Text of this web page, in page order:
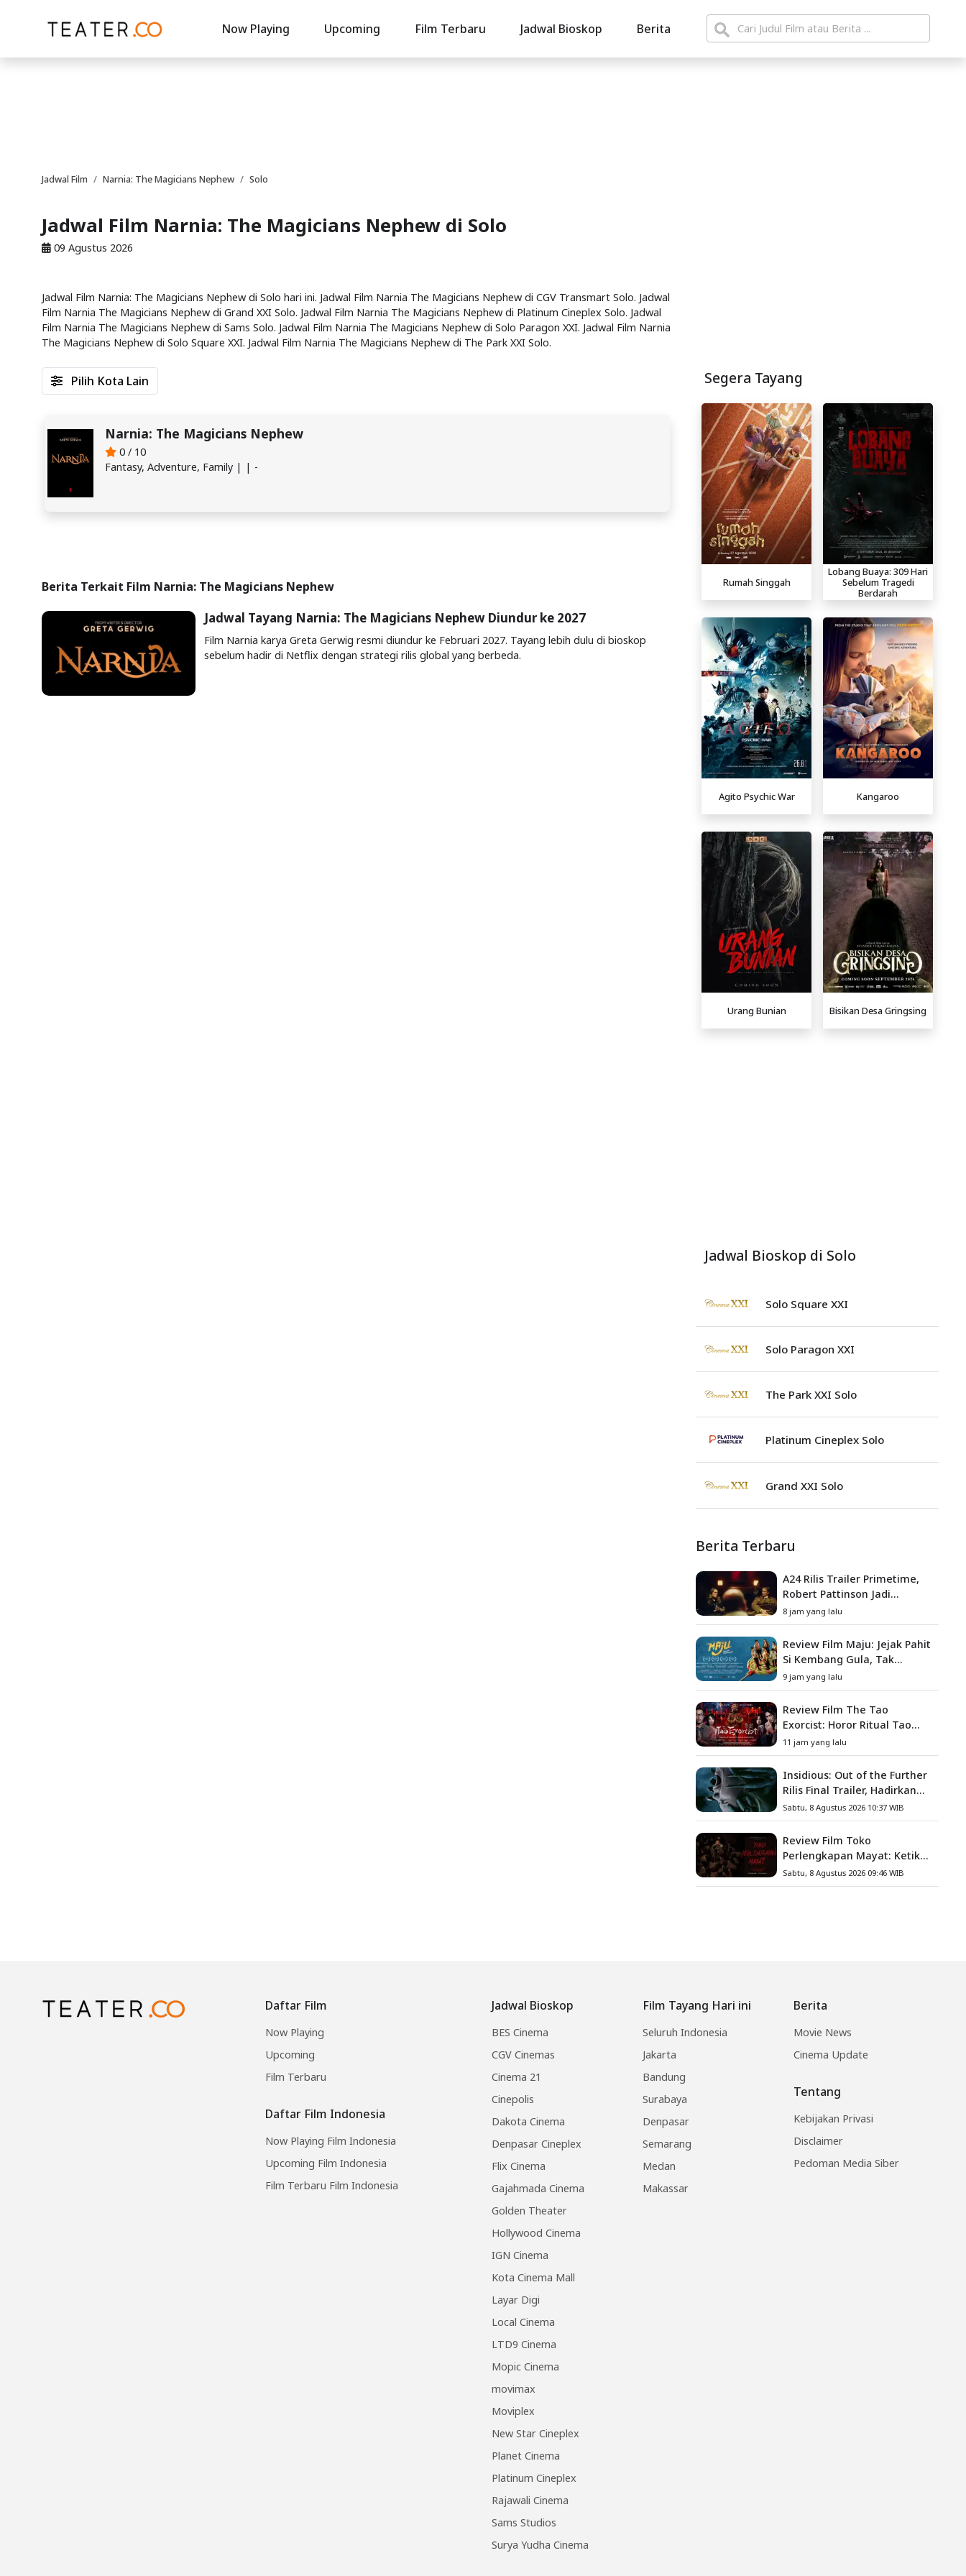
Now Playing Upcoming Film Terbaru Jadwal Bioskop Berita
Jadwal Film Narnia: The Magicians Nephew Solo
Jadwal Film Narnia: The Magicians Nephew di Solo
09 Agustus 2026
Jadwal Film Narnia: The Magicians Nephew di Solo hari ini. Jadwal Film Narnia The Magicians Nephew di CGV Transmart Solo. Jadwal
Film Narnia The Magicians Nephew di Grand XXI Solo. Jadwal Film Narnia The Magicians Nephew di Platinum Cineplex Solo. Jadwal
Film Narnia The Magicians Nephew di Sams Solo. Jadwal Film Narnia The Magicians Nephew di Solo Paragon XXI. Jadwal Film Narnia
The Magicians Nephew di Solo Square XXI. Jadwal Film Narnia The Magicians Nephew di The Park XXI Solo.
Narnia: The Magicians Nephew
0 / 10
Fantasy, Adventure, Family | | -
Pilih Kota Lain
Berita Terkait Film Narnia: The Magicians Nephew
Jadwal Tayang Narnia: The Magicians Nephew Diundur ke 2027
Film Narnia karya Greta Gerwig resmi diundur ke Februari 2027. Tayang lebih dulu di bioskop
sebelum hadir di Netflix dengan strategi rilis global yang berbeda.
Segera Tayang
Rumah Singgah
Lobang Buaya: 309 Hari
Sebelum Tragedi
Berdarah
Agito Psychic War Kangaroo
Urang Bunian Bisikan Desa Gringsing
Jadwal Bioskop di Solo
Solo Square XXI
Solo Paragon XXI
The Park XXI Solo
Platinum Cineplex Solo
Grand XXI Solo
Berita Terbaru
A24 Rilis Trailer Primetime,
Robert Pattinson Jadi
Pembawa Acara To Catch a
Predator
8 jam yang lalu
Review Film Maju: Jejak Pahit
Si Kembang Gula, Tak
Sekadar Film Petualangan
Anak
9 jam yang lalu
Review Film The Tao
Exorcist: Horor Ritual Tao
yang Menyimpan Dosa Masa
Lalu
11 jam yang lalu
Insidious: Out of the Further
Rilis Final Trailer, Hadirkan
Teror Baru, Iblis Kini Masuk
ke Dunia Manusia
Sabtu, 8 Agustus 2026 10:37 WIB
Review Film Toko
Perlengkapan Mayat: Ketika
Kutukan Keluarga Menjadi
Sumber Teror yang
Sabtu, 8 Agustus 2026 09:46 WIB
Daftar Film
Now Playing
Upcoming
Film Terbaru
Daftar Film Indonesia
Now Playing Film Indonesia
Upcoming Film Indonesia
Film Terbaru Film Indonesia
Jadwal Bioskop
BES Cinema
CGV Cinemas
Cinema 21
Cinepolis
Dakota Cinema
Denpasar Cineplex
Flix Cinema
Gajahmada Cinema
Golden Theater
Hollywood Cinema
IGN Cinema
Kota Cinema Mall
Layar Digi
Local Cinema
LTD9 Cinema
Mopic Cinema
movimax
Moviplex
New Star Cineplex
Planet Cinema
Platinum Cineplex
Rajawali Cinema
Sams Studios
Surya Yudha Cinema
Film Tayang Hari ini
Seluruh Indonesia
Jakarta
Bandung
Surabaya
Denpasar
Semarang
Medan
Makassar
Berita
Movie News
Cinema Update
Tentang
Kebijakan Privasi
Disclaimer
Pedoman Media Siber